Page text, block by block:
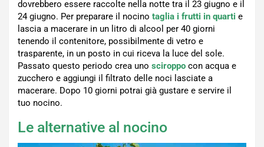
dovrebbero essere raccolte nella notte tra il 23 giugno e il
24 giugno. Per preparare il nocino taglia i frutti in quarti e
lascia a macerare in un litro di alcool per 40 giorni
tenendo il contenitore, possibilmente di vetro e
trasparente, in un posto in cui riceva la luce del sole.
Passato questo periodo crea uno sciroppo con acqua e
zucchero e aggiungi il filtrato delle noci lasciate a
macerare. Dopo 10 giorni potrai già gustare e servire il
tuo nocino.
Le alternative al nocino